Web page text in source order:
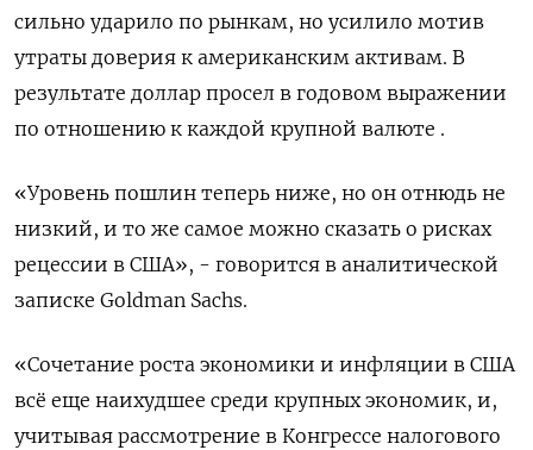
сильно ударило по рынкам, но усилило мотив
утраты доверия к американским активам. В
результате доллар просел в годовом выражении
по отношению к каждой крупной валюте .
«Уровень пошлин теперь ниже, но он отнюдь не
низкий, и то же самое можно сказать о рисках
рецессии в США», - говорится в аналитической
записке Goldman Sachs.
«Сочетание роста экономики и инфляции в США
всё еще наихудшее среди крупных экономик, и,
учитывая рассмотрение в Конгрессе налогового